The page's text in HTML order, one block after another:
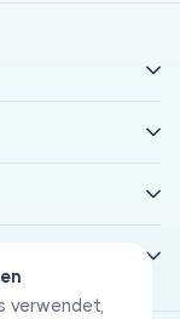
verwendet,